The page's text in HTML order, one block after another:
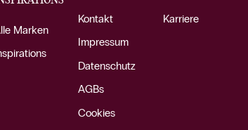
Marken
Kontakt
Impressum
Datenschutz
AGBs
Cookies
Karriere